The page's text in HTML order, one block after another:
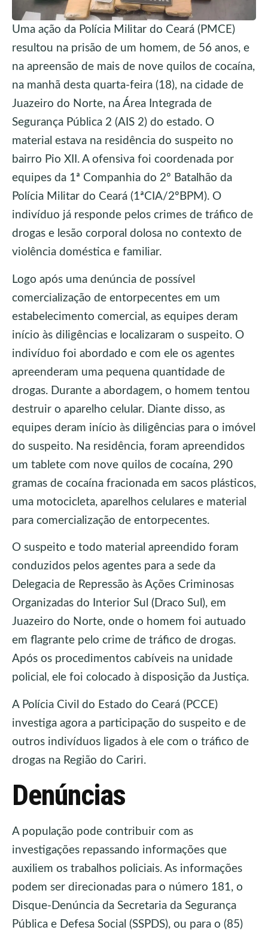
Uma ação da Polícia Militar do Ceará (PMCE)
resultou na prisão de um homem, de 56 anos, e
na apreensão de mais de nove quilos de cocaína,
na manhã desta quarta-feira (18), na cidade de
Juazeiro do Norte, na Área Integrada de
Segurança Pública 2 (AIS 2) do estado. O
material estava na residência do suspeito no
bairro Pio XII. A ofensiva foi coordenada por
equipes da 1ª Companhia do 2º Batalhão da
Polícia Militar do Ceará (1ªCIA/2ºBPM). O
indivíduo já responde pelos crimes de tráfico de
drogas e lesão corporal dolosa no contexto de
violência doméstica e familiar.
Logo após uma denúncia de possível
comercialização de entorpecentes em um
estabelecimento comercial, as equipes deram
início às diligências e localizaram o suspeito. O
indivíduo foi abordado e com ele os agentes
apreenderam uma pequena quantidade de
drogas. Durante a abordagem, o homem tentou
destruir o aparelho celular. Diante disso, as
equipes deram início às diligências para o imóvel
do suspeito. Na residência, foram apreendidos
um tablete com nove quilos de cocaína, 290
gramas de cocaína fracionada em sacos plásticos,
uma motocicleta, aparelhos celulares e material
para comercialização de entorpecentes.
O suspeito e todo material apreendido foram
conduzidos pelos agentes para a sede da
Delegacia de Repressão às Ações Criminosas
Organizadas do Interior Sul (Draco Sul), em
Juazeiro do Norte, onde o homem foi autuado
em flagrante pelo crime de tráfico de drogas.
Após os procedimentos cabíveis na unidade
policial, ele foi colocado à disposição da Justiça.
A Polícia Civil do Estado do Ceará (PCCE)
investiga agora a participação do suspeito e de
outros indivíduos ligados à ele com o tráfico de
drogas na Região do Cariri.
Denúncias
A população pode contribuir com as
investigações repassando informações que
auxiliem os trabalhos policiais. As informações
podem ser direcionadas para o número 181, o
Disque-Denúncia da Secretaria da Segurança
Pública e Defesa Social (SSPDS), ou para o (85)